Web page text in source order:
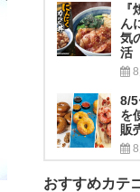
ん
気
活
8/
を
販
おすすめカテ